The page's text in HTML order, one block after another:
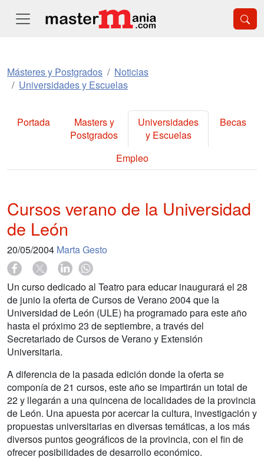
Másteres y Postgrados
Noticias
Universidades y Escuelas
Portada
Masters y
Postgrados
Universidades
y Escuelas
Becas
Empleo
Cursos verano de la Universidad
de León
20/05/2004 Marta Gesto
Un curso dedicado al Teatro para educar inaugurará el 28
de junio la oferta de Cursos de Verano 2004 que la
Universidad de León (ULE) ha programado para este año
hasta el próximo 23 de septiembre, a través del
Secretariado de Cursos de Verano y Extensión
Universitaria.
A diferencia de la pasada edición donde la oferta se
componía de 21 cursos, este año se impartirán un total de
22 y llegarán a una quincena de localidades de la provincia
de León. Una apuesta por acercar la cultura, investigación y
propuestas universitarias en diversas temáticas, a los más
diversos puntos geográficos de la provincia, con el fin de
ofrecer posibilidades de desarrollo económico.